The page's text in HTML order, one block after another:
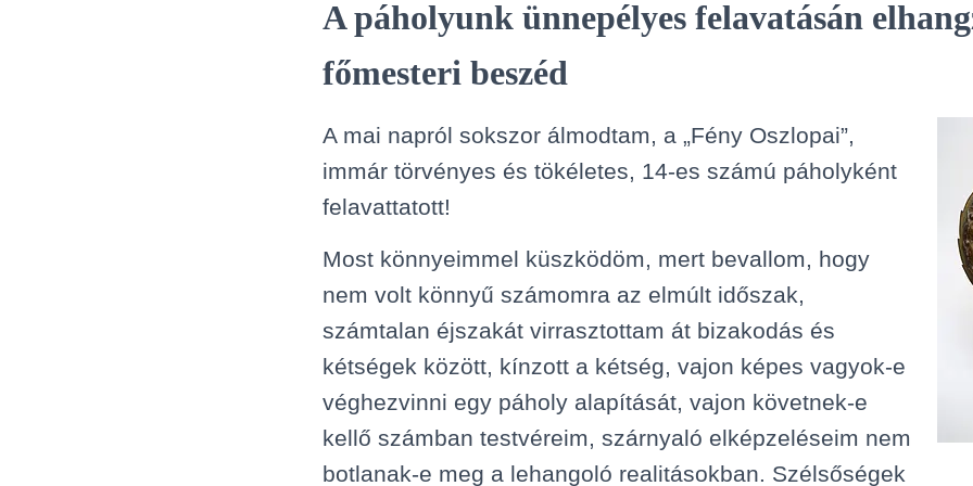
A páholyunk ünnepélyes felavatásán
főmesteri beszéd
A mai napról sokszor álmodtam, a „Fény Oszlopai”,
immár törvényes és tökéletes, 14-es számú páholyként
felavattatott!
Most könnyeimmel küszködöm, mert bevallom, hogy
nem volt könnyű számomra az elmúlt időszak,
számtalan éjszakát virrasztottam át bizakodás és
kétségek között, kínzott a kétség, vajon képes vagyok-e
véghezvinni egy páholy alapítását, vajon követnek-e
kellő számban testvéreim, szárnyaló elképzeléseim nem
botlanak-e meg a lehangoló realitásokban. Szélsőségek